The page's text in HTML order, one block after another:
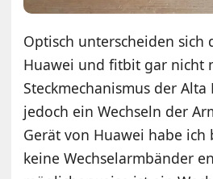
Optisch unterscheiden sich
Huawei und fitbit gar nicht
Steckmechanismus der
jedoch ein Wechseln der
Gerät von Huawei habe ich
keine Wechselarmbänder